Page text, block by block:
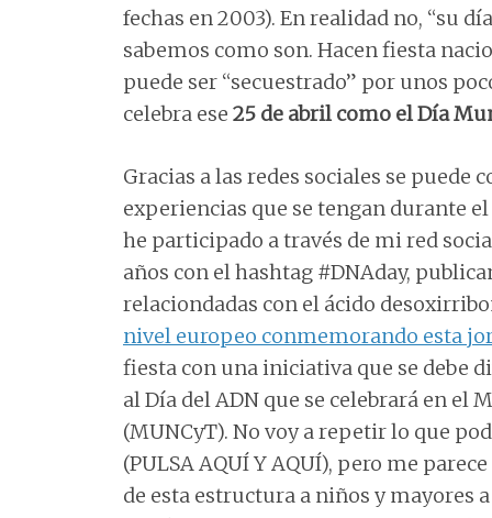
fechas en 2003). En realidad no, “su
sabemos como son. Hacen fiesta
puede ser “secuestrado” por unos
celebra ese 25 de abril como el Día
Gracias a las redes sociales se
experiencias que se tengan durante
he participado a través de mi red
años con el hashtag #DNAday,
relaciondadas con el ácido
nivel europeo conmemorando esta
fiesta con una iniciativa que se debe
al Día del ADN que se celebrará en el
(MUNCyT). No voy a repetir lo que
(PULSA AQUÍ Y AQUÍ), pero me
de esta estructura a niños y mayores